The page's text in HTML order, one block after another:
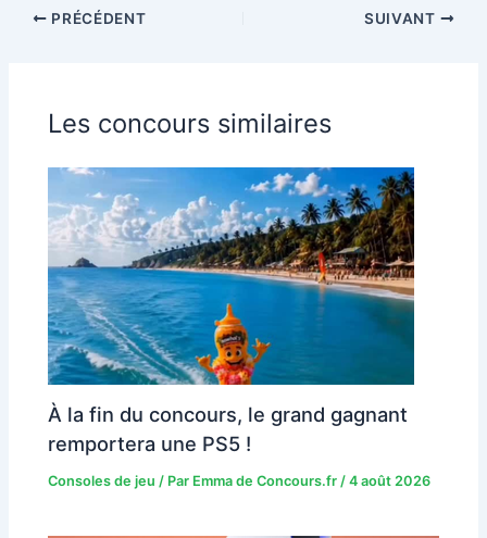
PRÉCÉDENT SUIVANT
Les concours similaires
À la fin du concours, le grand gagnant
remportera une PS5 !
Consoles de jeu / Par Emma de Concours.fr/4 août 2026